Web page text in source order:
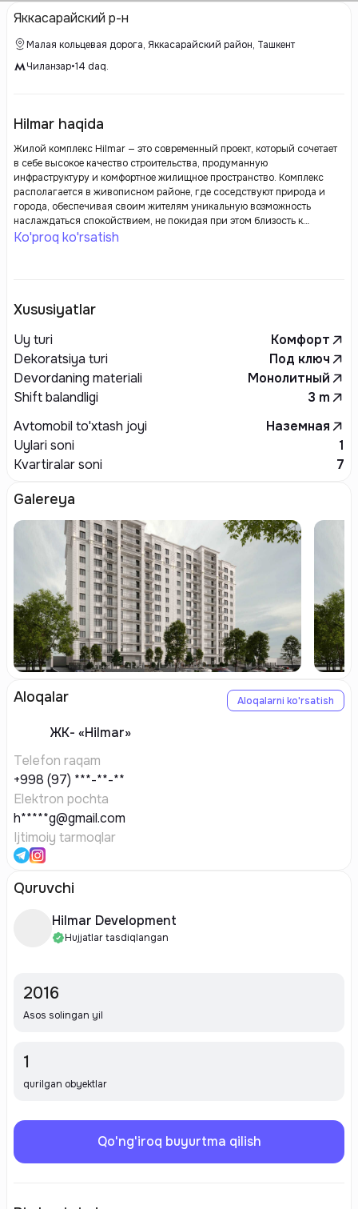
Яккасарайский р-н
Малая кольцевая дорога, Яккасарайский район, Ташкент
Чиланзар•14 daq.
Hilmar haqida
Жилой комплекс Hilmar — это современный проект, который сочетает
в себе высокое качество строительства, продуманную
инфраструктуру и комфортное жилищное пространство. Комплекс
располагается в живописном районе, где соседствуют природа и
города, обеспечивая своим жителям уникальную возможность
наслаждаться спокойствием, не покидая при этом близость к
городской жизни.
Ko'proq ko'rsatish
Xususiyatlar
Uy turi
Комфорт
Dekoratsiya turi
Под ключ
Devordaning materiali
Монолитный
Shift balandligi
3 m
Avtomobil to'xtash joyi
Наземная
Uylari soni
1
Kvartiralar soni
7
Galereya
Aloqalar Aloqalarni ko'rsatish
ЖК- «Hilmar»
Telefon raqam
+998 (97) ***-**-**
Elektron pochta
h*****g@gmail.com
Ijtimoiy tarmoqlar
Quruvchi
Hilmar Development
Hujjatlar tasdiqlangan
2016
Asos solingan yil
1
qurilgan obyektlar
Qo'ng'iroq buyurtma qilish